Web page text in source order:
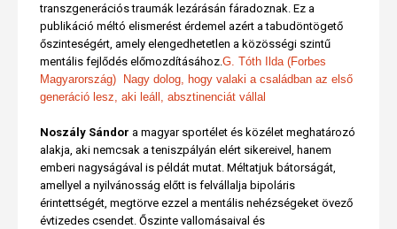
transzgenerációs traumák lezárásán fáradoznak. Ez a
publikáció méltó elismerést érdemel azért a tabudöntögető
őszinteségért, amely elengedhetetlen a közösségi szintű
mentális fejlődés előmozdításához.G. Tóth Ilda (Forbes
Magyarország) Nagy dolog, hogy valaki a családban az első
generáció lesz, aki leáll, absztinenciát vállal
Noszály Sándora magyar sportélet és közélet meghatározó
alakja, aki nemcsak a teniszpályán elért sikereivel, hanem
emberi nagyságával is példát mutat. Méltatjuk bátorságát,
amellyel a nyilvánosság előtt is felvállalja bipoláris
érintettségét, megtörve ezzel a mentális nehézségeket övező
évtizedes csendet. Őszinte vallomásaival és